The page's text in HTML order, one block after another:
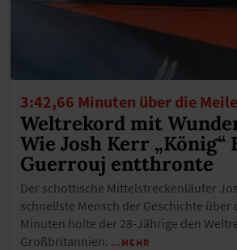
3:42,66 Minuten über die Meile
Weltrekord mit
Wie Josh Kerr „König“
Guerrouj entthronte
Der schottische Mittelstreckenläufer
schnellste Mensch der Geschichte über
Minuten holte der 28-Jährige den
Großbritannien. …MEHR